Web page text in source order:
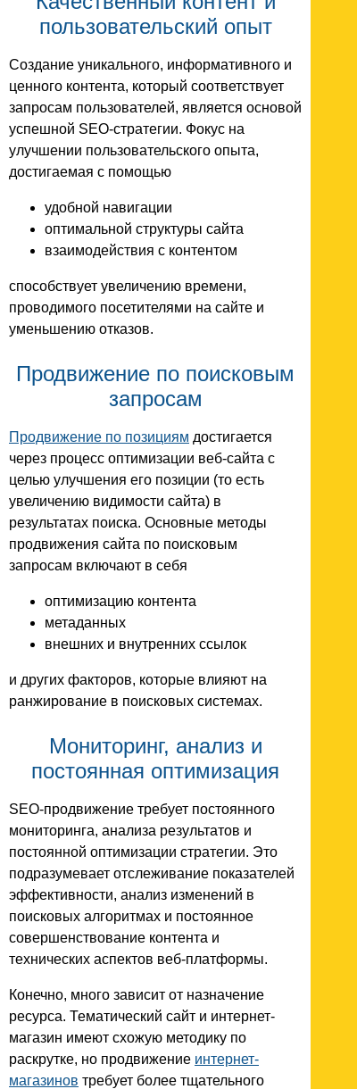
пользовательский опыт
Создание уникального, информативного и
ценного контента, который соответствует
запросам пользователей, является основой
успешной SEO-стратегии. Фокус на
улучшении пользовательского опыта,
достигаемая с помощью
удобной навигации
оптимальной структуры сайта
взаимодействия с контентом
способствует увеличению времени,
проводимого посетителями на сайте и
уменьшению отказов.
Продвижение по поисковым
запросам
Продвижение по позициям достигается
через процесс оптимизации веб-сайта с
целью улучшения его позиции (то есть
увеличению видимости сайта) в
результатах поиска. Основные методы
продвижения сайта по поисковым
запросам включают в себя
оптимизацию контента
метаданных
внешних и внутренних ссылок
и других факторов, которые влияют на
ранжирование в поисковых системах.
Мониторинг, анализ и
постоянная оптимизация
SEO-продвижение требует постоянного
мониторинга, анализа результатов и
постоянной оптимизации стратегии. Это
подразумевает отслеживание показателей
эффективности, анализ изменений в
поисковых алгоритмах и постоянное
совершенствование контента и
технических аспектов веб-платформы.
Конечно, много зависит от назначение
ресурса. Тематический сайт и интернет-
магазин имеют схожую методику по
раскрутке, но продвижение интернет-
магазинов требует более тщательного